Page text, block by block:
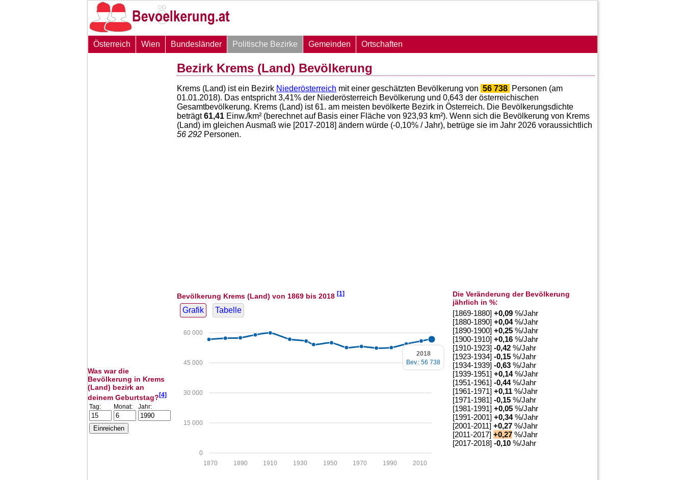
Österreich Wien Bundesländer Politische Bezirke Gemeinden Ortschaften
Was war die
Bevölkerung in Krems
(Land) bezirk an
deinem Geburtstag?[4]
Tag: Monat: Jahr:
Bezirk Krems (Land) Bevölkerung
Krems (Land) ist ein Bezirk Niederösterreich mit einer geschätzten Bevölkerung von 56 738 Personen (am
01.01.2018). Das entspricht3,41% der Niederösterreich Bevölkerung und 0,643 der österreichischen
Gesamtbevölkerung. Krems (Land) ist 61. am meisten bevölkerte Bezirk in Österreich. Die Bevölkerungsdichte
beträgt61,41 Einw./km² (berechnet auf Basis einer Fläche von 923,93 km²). Wenn sich die Bevölkerung von Krems
(Land) im gleichen Ausmaß wie [2017-2018] ändern würde (-0,10% / Jahr), betrüge sie im Jahr 2026 voraussichtlich
56 292 Personen.
Bevölkerung Krems (Land) von 1869 bis 2018 [1]
Grafik Tabelle
0
15 000
30 000
45 000
60 000
2010
1990
1970
1950
1930
1910
1890
1870
2018
Bev.: 56 738
Die Veränderung der Bevölkerung
jährlich in %:
[1869-1880]+0,09 %/Jahr
[1880-1890]+0,04%/Jahr
[1890-1900]+0,25 %/Jahr
[1900-1910]+0,16 %/Jahr
[1910-1923]-0,42 %/Jahr
[1923-1934]-0,15 %/Jahr
[1934-1939]-0,63 %/Jahr
[1939-1951]+0,14%/Jahr
[1951-1961]-0,44%/Jahr
[1961-1971]+0,11 %/Jahr
[1971-1981]-0,15 %/Jahr
[1981-1991]+0,05 %/Jahr
[1991-2001]+0,34%/Jahr
[2001-2011]+0,27 %/Jahr
[2011-2017]+0,27 %/Jahr
[2017-2018]-0,10 %/Jahr